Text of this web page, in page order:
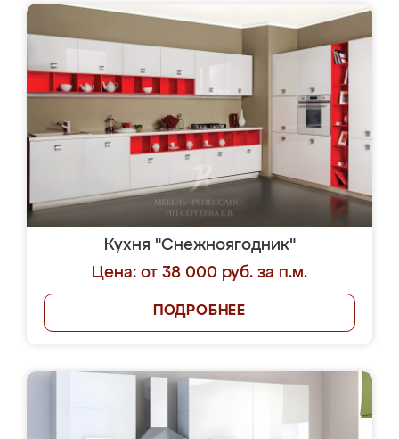
Кухня "Снежноягодник"
Цена: от 38 000 руб. за п.м.
ПОДРОБНЕЕ